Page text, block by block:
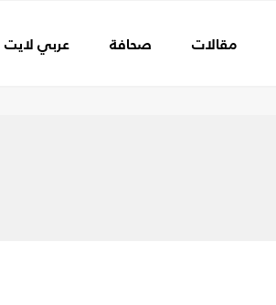
مقالات صحافة عربي لايت